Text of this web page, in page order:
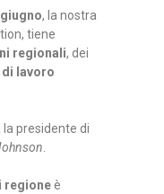
, la nostra
tiene
regionali, dei
lavoro
presidente di
regioneè